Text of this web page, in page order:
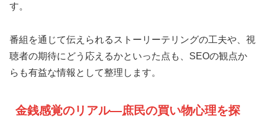
す。
番組を通じて伝えられるストーリーテリングの工夫や、視
聴者の期待にどう応えるかといった点も、SEOの観点か
らも有益な情報として整理します。
金銭感覚のリアル—庶民の買い物心理を探